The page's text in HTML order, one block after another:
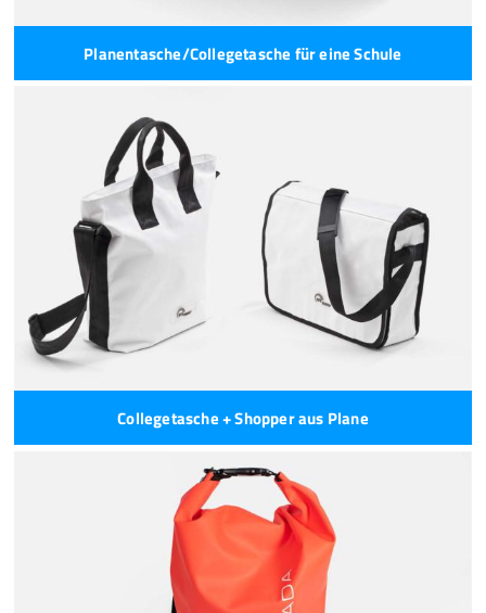
Planentasche/Collegetasche für eine Schule
Collegetasche + Shopper aus Plane